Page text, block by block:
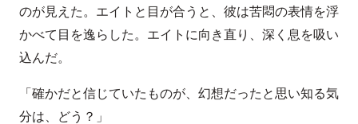
のが見えた。エイトと目が合うと、彼は苦悶の表情を浮
かべて目を逸らした。エイトに向き直り、深く息を吸い
込んだ。
「確かだと信じていたものが、幻想だったと思い知る気
分は、どう？」